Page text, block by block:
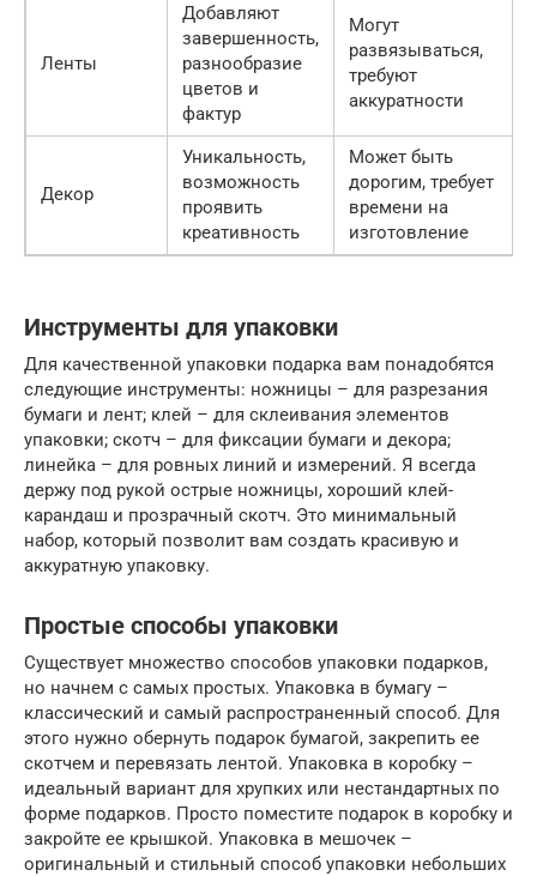
Ленты
Добавляют
завершенность,
разнообразие
цветов и
фактур
Могут
развязываться,
требуют
аккуратности
Декор
Уникальность,
возможность
проявить
креативность
Может быть
дорогим, требует
времени на
изготовление
Инструменты для упаковки
Для качественной упаковки подарка вам понадобятся
следующие инструменты: ножницы – для разрезания
бумаги и лент; клей – для склеивания элементов
упаковки; скотч – для фиксации бумаги и декора;
линейка – для ровных линий и измерений. Я всегда
держу под рукой острые ножницы, хороший клей-
карандаш и прозрачный скотч. Это минимальный
набор, который позволит вам создать красивую и
аккуратную упаковку.
Простые способы упаковки
Существует множество способов упаковки подарков,
но начнем с самых простых. Упаковка в бумагу –
классический и самый распространенный способ. Для
этого нужно обернуть подарок бумагой, закрепить ее
скотчем и перевязать лентой. Упаковка в коробку –
идеальный вариант для хрупких или нестандартных по
форме подарков. Просто поместите подарок в коробку и
закройте ее крышкой. Упаковка в мешочек –
оригинальный и стильный способ упаковки небольших